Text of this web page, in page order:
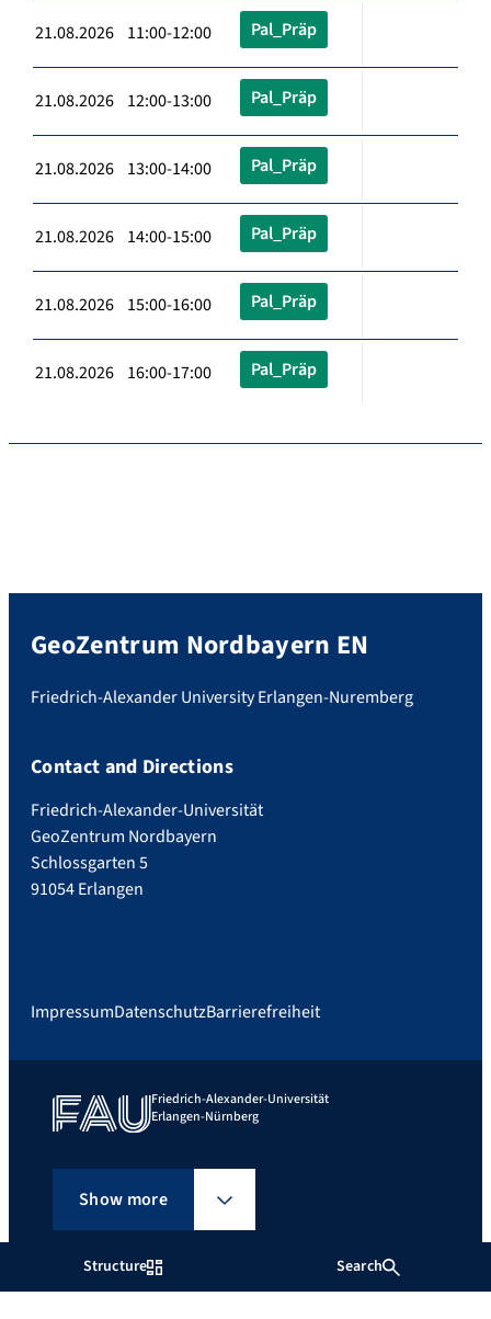
Structure Search
21.08.2026 11:00-12:00 Pal_Präp
21.08.2026 12:00-13:00 Pal_Präp
21.08.2026 13:00-14:00 Pal_Präp
21.08.2026 14:00-15:00 Pal_Präp
21.08.2026 15:00-16:00 Pal_Präp
21.08.2026 16:00-17:00 Pal_Präp
GeoZentrum Nordbayern EN
Friedrich-Alexander University Erlangen-Nuremberg
Contact and Directions
Friedrich-Alexander-Universität
GeoZentrum Nordbayern
Schlossgarten 5
91054 Erlangen
ImpressumDatenschutzBarrierefreiheit
Friedrich-Alexander-Universität
Erlangen-Nürnberg
Show more